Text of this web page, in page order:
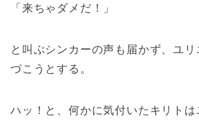
「来ちゃダメだ！」
と叫ぶシンカーの声も届かず、ユ
づこうとする。
ハッ！と、何かに気付いたキリトは